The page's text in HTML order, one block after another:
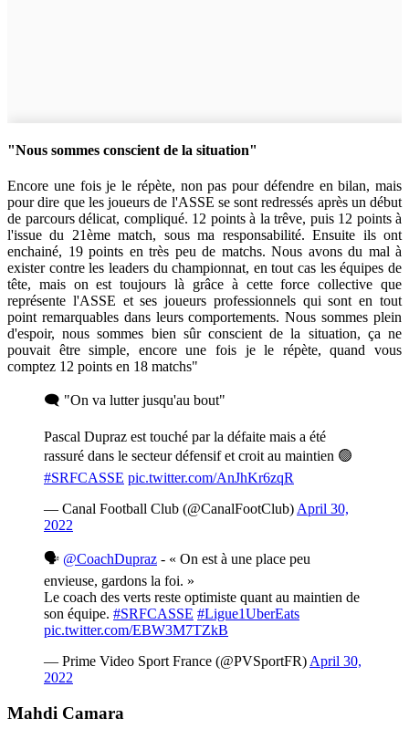
"Nous sommes conscient de la situation"
Encore une fois je le répète, non pas pour défendre en bilan, mais
pour dire que les joueurs de l'ASSE se sont redressés après un début
de parcours délicat, compliqué. 12 points à la trêve, puis 12 points à
l'issue du 21ème match, sous ma responsabilité. Ensuite ils ont
enchainé, 19 points en très peu de matchs. Nous avons du mal à
exister contre les leaders du championnat, en tout cas les équipes de
tête, mais on est toujours là grâce à cette force collective que
représente l'ASSE et ses joueurs professionnels qui sont en tout
point remarquables dans leurs comportements. Nous sommes plein
d'espoir, nous sommes bien sûr conscient de la situation, ça ne
pouvait être simple, encore une fois je le répète, quand vous
comptez 12 points en 18 matchs"
🗨 "On va lutter jusqu'au bout"
Pascal Dupraz est touché par la défaite mais a été
rassuré dans le secteur défensif et croit au maintien 🟢
#SRFCASSE pic.twitter.com/AnJhKr6zqR
— Canal Football Club (@CanalFootClub)April 30,
2022
🗣️ @CoachDupraz - « On est à une place peu
envieuse, gardons la foi. »
Le coach des verts reste optimiste quant au maintien de
son équipe. #SRFCASSE #Ligue1UberEats
pic.twitter.com/EBW3M7TZkB
— Prime Video Sport France (@PVSportFR)April 30,
2022
Mahdi Camara